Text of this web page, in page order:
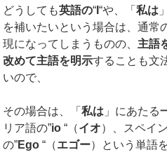
どうしても英語の“ I“や、「私は
を補いたいという場合は、通常
現になってしまうものの、 主語
改めて主語を明示することも文
いので、
その場合は、「私は 」にあたる
リア語の”io“（イオ）、スペイ
の”Ego“（エゴー）という単語